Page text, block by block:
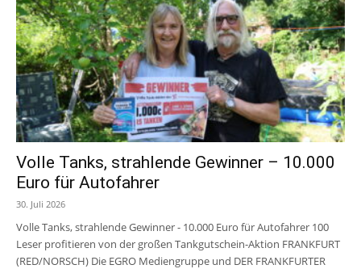
Volle Tanks, strahlende Gewinner – 10.000
Euro für Autofahrer
30. Juli 2026
Volle Tanks, strahlende Gewinner - 10.000 Euro für Autofahrer 100
Leser profitieren von der großen Tankgutschein-Aktion FRANKFURT
(RED/NORSCH) Die EGRO Mediengruppe und DER FRANKFURTER